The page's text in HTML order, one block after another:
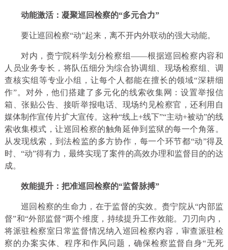
动能激活：凝聚巡回检察的“多元合力”
要让巡回检察“动”起来，离不开内外联动的强大动能。
对内，赉宁院科学划分检察组——根据巡回检察内容和
人员业务专长，将队伍细分为综合协调组、现场检察组、调
查核实组等专业小组，让每个人都能在擅长的领域“深耕细
作”。对外，他们搭建了多元化的线索收集网：设置举报信
箱、张贴公告、接听举报电话、现场约见检察官，还利用自
媒体制作宣传片扩大宣传。这种“线上+线下”“主动+被动”的线
索收集模式，让巡回检察的触角延伸到监狱的每一个角落。
从发现线索，到法检监的多方协作，每一个环节都“动”得及
时、“动”得有力，最终实现了案件的高效办理和监督目的的达
成。
效能提升：把准巡回检察的“监督脉搏”
巡回检察的生命力，在于监督的实效。赉宁院从“内部监
督”和“外部监督”两个维度，持续提升工作效能。刀刃向内，
将派驻检察室日常监督情况纳入巡回检察内容，审查派驻检
察的办案实体、程序和作风问题，确保检察监督自身“无死